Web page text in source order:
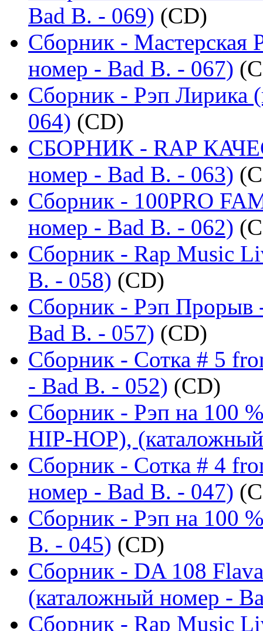
Bad B. - 069) (CD)
Сборник - Мастерская
номер - Bad B. - 067)
Сборник - Рэп Лирика
064) (CD)
СБОРНИК - RAP
номер - Bad B. - 063)
Сборник - 100PRO
номер - Bad B. - 062)
Сборник - Rap Music
B. - 058) (CD)
Сборник - Рэп Прорыв
Bad B. - 057) (CD)
Сборник - Сотка # 5
- Bad B. - 052) (CD)
Сборник - Рэп на 100
HIP-HOP),
Сборник - Сотка # 4
номер - Bad B. - 047)
Сборник - Рэп на 100
B. - 045) (CD)
Сборник - DA 108
(каталожный номер -
Сборник - Rap Music